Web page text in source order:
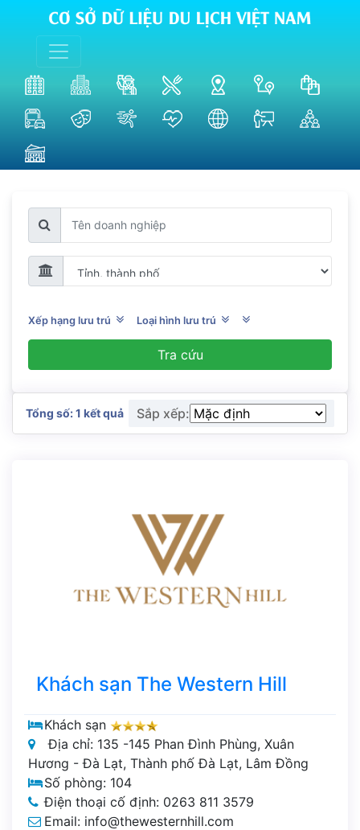
Xếp hạng lưu trú Loại hình lưu trú
Tra cứu
Tổng số: 1 kết quả Sắp xếp:
Khách sạn The Western Hill
Khách sạn
Địa chỉ: 135 -145 Phan Đình Phùng, Xuân
Hương - Đà Lạt, Thành phố Đà Lạt, Lâm Đồng
Số phòng: 104
Điện thoại cố định: 0263 811 3579
Email: info@thewesternhill.com